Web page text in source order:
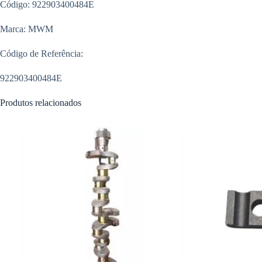
Código: 922903400484E
Marca: MWM
Código de Referência:
922903400484E
Produtos relacionados